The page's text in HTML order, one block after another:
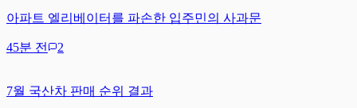
아파트 엘리베이터를 파손한 입주민의 사과문
45분 전 2
7월 국산차 판매 순위 결과